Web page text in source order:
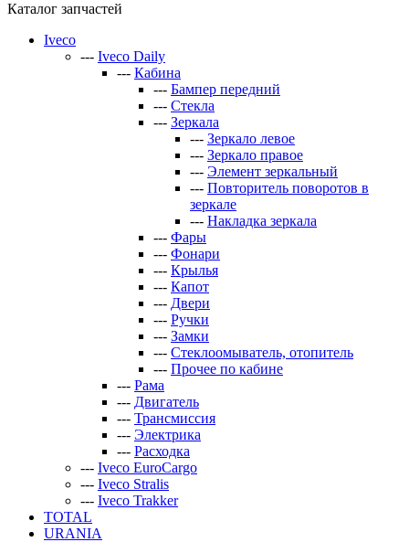
Каталог запчастей
Iveco
--- Iveco Daily
--- Кабина
--- Бампер передний
--- Стекла
--- Зеркала
--- Зеркало левое
--- Зеркало правое
--- Элемент зеркальный
--- Повторитель поворотов в
зеркале
--- Накладка зеркала
--- Фары
--- Фонари
--- Крылья
--- Капот
--- Двери
--- Ручки
--- Замки
--- Стеклоомыватель, отопитель
--- Прочее по кабине
--- Рама
--- Двигатель
--- Трансмиссия
--- Электрика
--- Расходка
--- Iveco EuroCargo
--- Iveco Stralis
--- Iveco Trakker
TOTAL
URANIA